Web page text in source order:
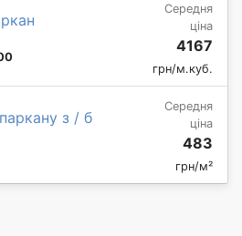
Середня
ціна
4167
грн/м.куб.
з / б
Середня
ціна
483
грн/м²